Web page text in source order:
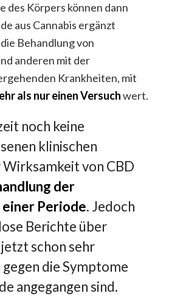
des Körpers können dann
aus Cannabis ergänzt
Behandlung von
anderen mit der
Krankheiten, mit
als nur einen Versuchwert.
noch keine
klinischen
Wirksamkeit von CBD
der
Periode. Jedoch
Berichte über
schon sehr
die Symptome
angegangen sind.